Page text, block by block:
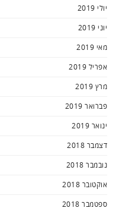
יולי 2019
יוני 2019
מאי 2019
אפריל 2019
מרץ 2019
פברואר 2019
ינואר 2019
דצמבר 2018
נובמבר 2018
אוקטובר 2018
ספטמבר 2018